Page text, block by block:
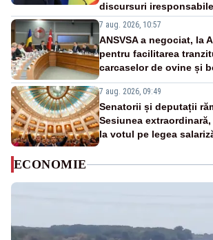
discursuri
7 aug. 2026, 10:57
ANSVSA a negociat, la
pentru facilitarea
carcaselor de ovine și
7 aug. 2026, 09:49
Senatorii și deputații
Sesiunea
la votul pe legea
ECONOMIE